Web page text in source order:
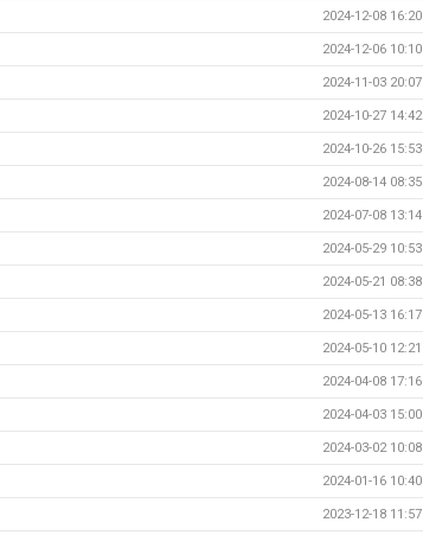
2024-12-08 16:20
2024-12-06 10:10
2024-11-03 20:07
2024-10-27 14:42
2024-10-26 15:53
2024-08-14 08:35
2024-07-08 13:14
2024-05-29 10:53
2024-05-21 08:38
2024-05-13 16:17
2024-05-10 12:21
2024-04-08 17:16
2024-04-03 15:00
2024-03-02 10:08
2024-01-16 10:40
2023-12-18 11:57